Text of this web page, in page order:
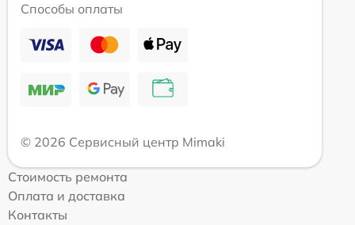
Способы оплаты
© 2026 Сервисный центр Mimaki
Стоимость ремонта
Оплата и доставка
Контакты